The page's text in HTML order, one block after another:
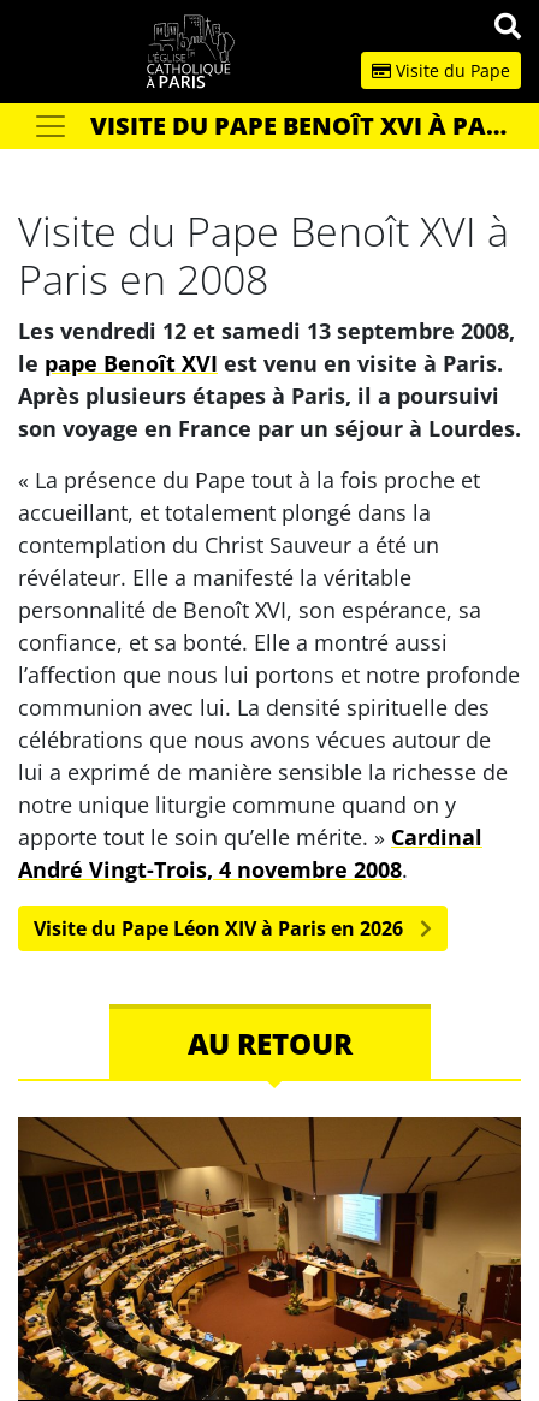
Visite du Pape
Votre recherche OKVISITE DU PAPE BENOÎT XVI À PARIS EN 2008
Visite du Pape Benoît XVI à
Paris en 2008
Les vendredi 12 et samedi 13 septembre 2008,
le pape Benoît XVI est venu en visite à Paris.
Après plusieurs étapes à Paris, il a poursuivi
son voyage en France par un séjour à Lourdes.
« La présence du Pape tout à la fois proche et
accueillant, et totalement plongé dans la
contemplation du Christ Sauveur a été un
révélateur. Elle a manifesté la véritable
personnalité de Benoît XVI, son espérance, sa
confiance, et sa bonté. Elle a montré aussi
l’affection que nous lui portons et notre profonde
communion avec lui. La densité spirituelle des
célébrations que nous avons vécues autour de
lui a exprimé de manière sensible la richesse de
notre unique liturgie commune quand on y
apporte tout le soin qu’elle mérite. » Cardinal
André Vingt-Trois, 4 novembre 2008.
Visite du Pape Léon XIV à Paris en 2026
AU RETOUR
Panneau de gestion des cookies